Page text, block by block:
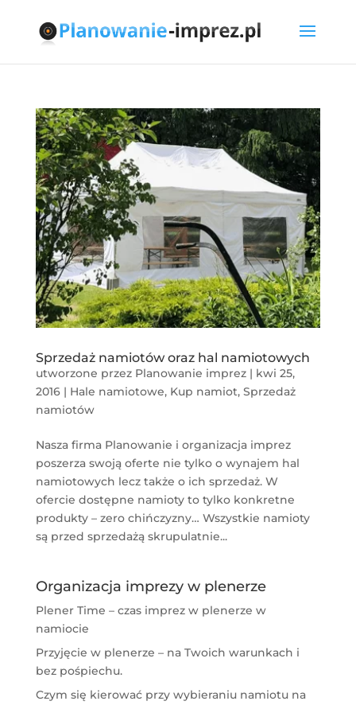
Sprzedaż namiotów oraz hal namiotowych
utworzone przez Planowanie imprez| kwi 25,
2016| Hale namiotowe, Kup namiot, Sprzedaż
namiotów
Nasza firma Planowanie i organizacja imprez
poszerza swoją oferte nie tylko o wynajem hal
namiotowych lecz także o ich sprzedaż. W
ofercie dostępne namioty to tylko konkretne
produkty – zero chińczyzny… Wszystkie namioty
są przed sprzedażą skrupulatnie...
Organizacja imprezy w plenerze
Plener Time – czas imprez w plenerze w
namiocie
Przyjęcie w plenerze – na Twoich warunkach i
bez pośpiechu.
Czym się kierować przy wybieraniu namiotu na